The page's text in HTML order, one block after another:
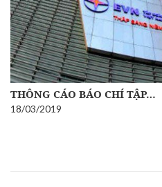
THÔNG CÁO BÁO CHÍ TẬP…
18/03/2019